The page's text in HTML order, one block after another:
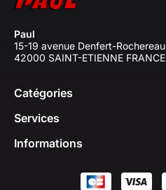
Paul
15-19 avenue Denfert-Rochereau
42000 SAINT-ETIENNE FRANCE
Catégories
Services
Informations